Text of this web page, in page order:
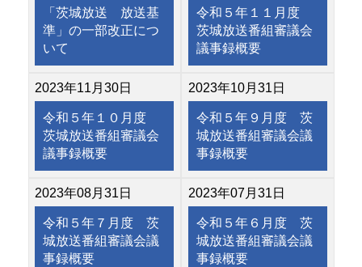
「茨城放送 放送基
準」の一部改正につ
いて
令和５年１１月度
茨城放送番組審議会
議事録概要
2023年11月30日
令和５年１０月度
茨城放送番組審議会
議事録概要
2023年10月31日
令和５年９月度 茨
城放送番組審議会議
事録概要
2023年08月31日
令和５年７月度 茨
城放送番組審議会議
事録概要
2023年07月31日
令和５年６月度 茨
城放送番組審議会議
事録概要